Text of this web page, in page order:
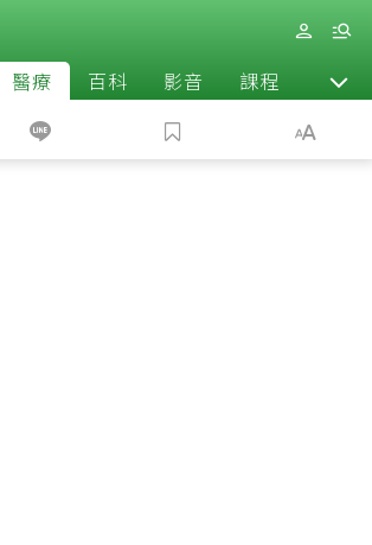
醫療 百科 影音 課程 退休